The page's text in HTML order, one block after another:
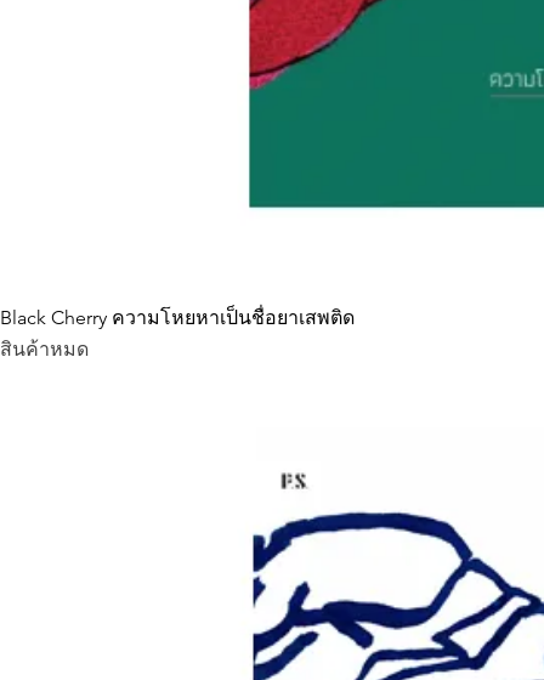
Black Cherry ความโหยหาเป็นชื่อยาเสพติด
สินค้าหมด